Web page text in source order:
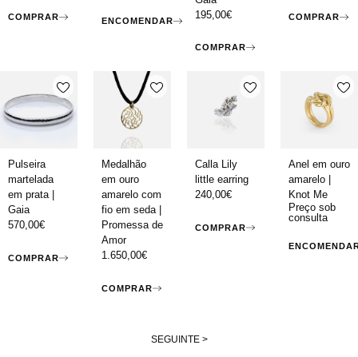
COMPRAR ENCOMENDAR
195,00€
COMPRAR
COMPRAR
Pulseira
martelada
em prata |
Gaia
570,00€
COMPRAR
Medalhão
em ouro
amarelo com
fio em seda |
Promessa de
Amor
1.650,00€
COMPRAR
Calla Lily
little earring
240,00€
COMPRAR
Anel em ouro
amarelo |
Knot Me
Preço sob
consulta
SEGUINTE >